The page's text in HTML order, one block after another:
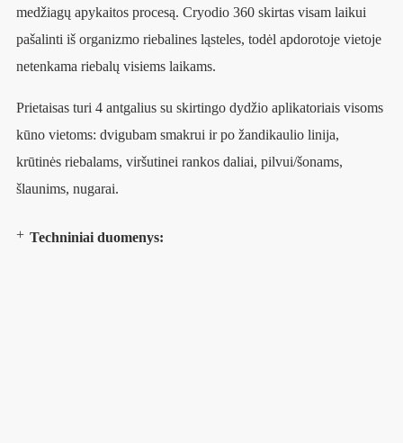
medžiagų apykaitos procesą. Cryodio 360 skirtas visam laikui
pašalinti iš organizmo riebalines ląsteles, todėl apdorotoje vietoje
netenkama riebalų visiems laikams.
Prietaisas turi 4 antgalius su skirtingo dydžio aplikatoriais visoms
kūno vietoms: dvigubam smakrui ir po žandikaulio linija,
krūtinės riebalams, viršutinei rankos daliai, pilvui/šonams,
šlaunims, nugarai.
Techniniai duomenys: